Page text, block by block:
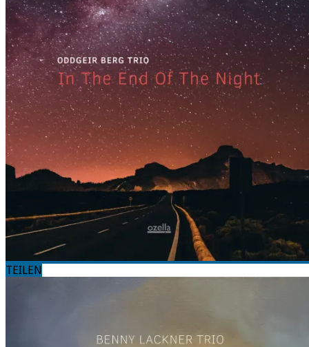
TEILEN